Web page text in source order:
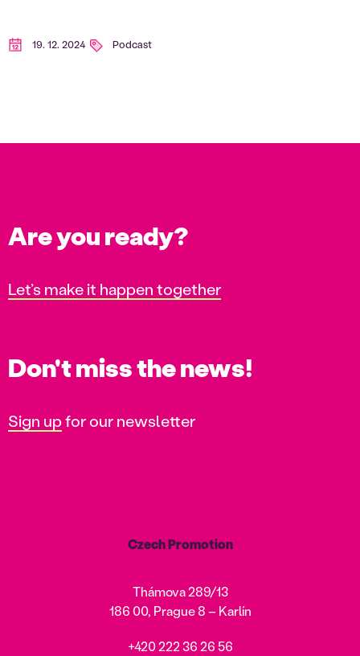
19. 12. 2024 Podcast
Are you ready?
Let’s make it happen together
Don't miss the news!
Sign upfor our newsletter
Czech Promotion
Thámova 289/13
186 00, Prague 8 – Karlín
+420 222 36 26 56